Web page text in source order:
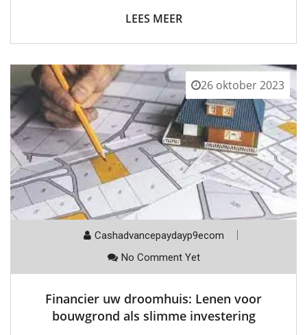
LEES MEER
26 oktober 2023
Cashadvancepaydayp9ecom
No Comment Yet
Financier uw droomhuis: Lenen voor
bouwgrond als slimme investering